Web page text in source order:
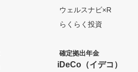
ウェルスナビ×R
らくらく投資
確定拠出年金
iDeCo（イデコ）